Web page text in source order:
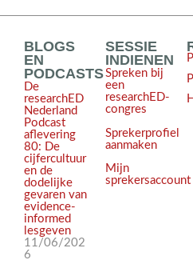
BLOGS
EN
PODCASTS
De
researchED
Nederland
Podcast
aflevering
80: De
cijfercultuur
en de
dodelijke
gevaren van
evidence-
informed
lesgeven
11/06/202
6
SESSIE
INDIENEN
Spreken bij
een
researchED-
congres
Sprekerprofiel
aanmaken
Mijn
sprekersaccount